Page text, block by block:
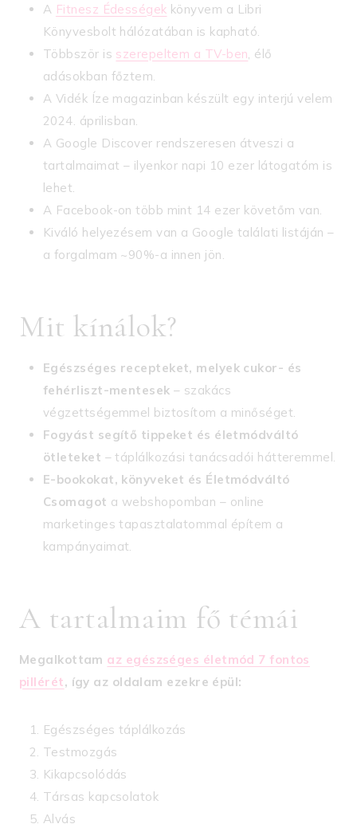
A Fitnesz Édességek könyvem a Libri
Könyvesbolt hálózatában is kapható.
Többször is szerepeltem a TV-ben, élő
adásokban főztem.
A Vidék Íze magazinban készült egy interjú velem
2024. áprilisban.
A Google Discover rendszeresen átveszi a
tartalmaimat – ilyenkor napi 10 ezer látogatóm is
lehet.
A Facebook-on több mint 14 ezer követőm van.
Kiváló helyezésem van a Google találati listáján –
a forgalmam ~90%-a innen jön.
Mit kínálok?
Egészséges recepteket, melyek cukor- és
fehérliszt-mentesek – szakács
végzettségemmel biztosítom a minőséget.
Fogyást segítő tippeket és életmódváltó
ötleteket – táplálkozási tanácsadói hátteremmel.
E-bookokat, könyveket és Életmódváltó
Csomagot a webshopomban – online
marketinges tapasztalatommal építem a
kampányaimat.
A tartalmaim fő témái
Megalkottam az egészséges életmód 7 fontos
pillérét, így az oldalam ezekre épül:
Egészséges táplálkozás
Testmozgás
Kikapcsolódás
Társas kapcsolatok
Alvás